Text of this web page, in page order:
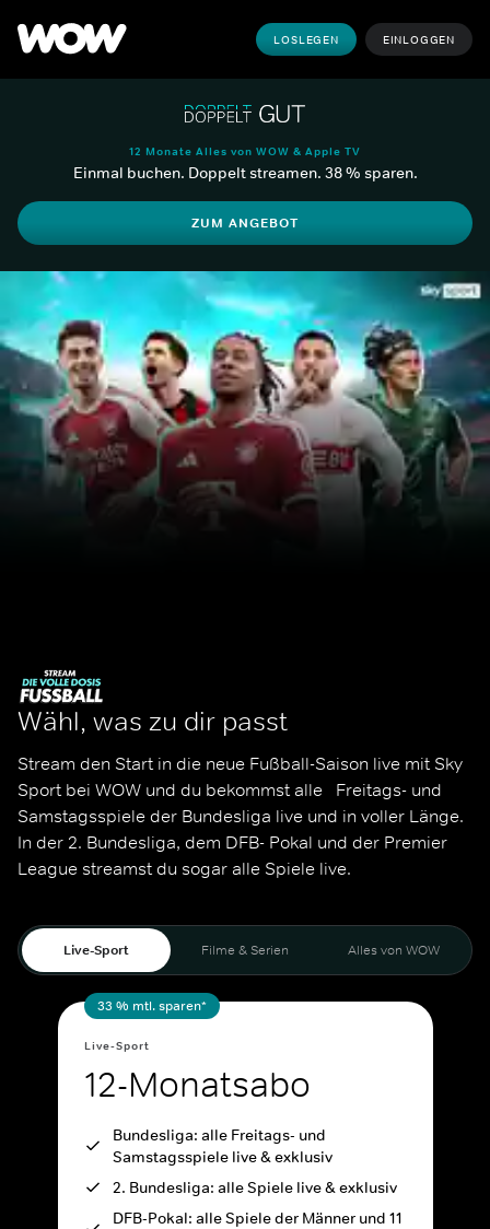
LOSLEGEN EINLOGGEN
12 Monate Alles von WOW & Apple TV
Einmal buchen. Doppelt streamen. 38 % sparen.
ZUM ANGEBOT
Wähl, was zu dir passt
Stream den Start in die neue Fußball-Saison live mit Sky
Sport bei WOW und du bekommst alle   Freitags- und
Samstagsspiele der Bundesliga live und in voller Länge.
In der 2. Bundesliga, dem DFB- Pokal und der Premier
League streamst du sogar alle Spiele live.
Live-Sport Filme & Serien Alles von WOW
33 % mtl. sparen*
Live-Sport
12-Monatsabo
Bundesliga: alle Freitags- und
Samstagsspiele live & exklusiv
2. Bundesliga: alle Spiele live & exklusiv
DFB-Pokal: alle Spiele der Männer und 11